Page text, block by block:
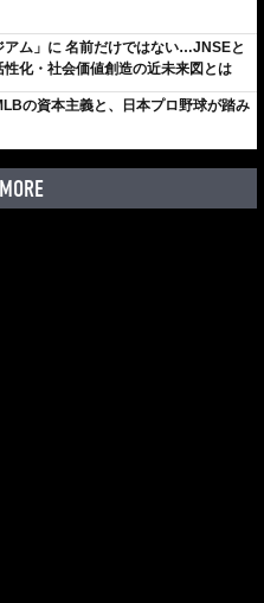
アム」に 名前だけではない…JNSEと
性化・社会価値創造の近未来図とは
の資本主義と、日本プロ野球が踏み